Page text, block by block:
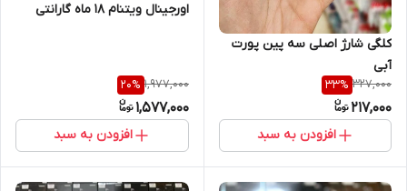
کلگی شارژ اصلی‌‌ سه پین پورت
آبی
327,000
33%
217,000
افزودن به سبد
اورجینال ویتنام 18 ماه گارانتی
1,977,000
20%
1,577,000
افزودن به سبد